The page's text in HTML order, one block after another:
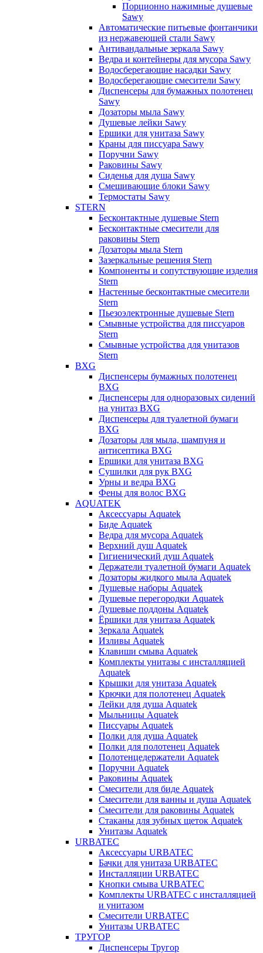
Порционно нажимные душевые
Sawy
Автоматические питьевые фонтанчики
из нержавеющей стали Sawy
Антивандальные зеркала Sawy
Ведра и контейнеры для мусора Sawy
Водосберегающие насадки Sawy
Водосберегающие смесители Sawy
Диспенсеры для бумажных полотенец
Sawy
Дозаторы мыла Sawy
Душевые лейки Sawy
Ершики для унитаза Sawy
Краны для писсуара Sawy
Поручни Sawy
Раковины Sawy
Сиденья для душа Sawy
Смешивающие блоки Sawy
Термостаты Sawy
STERN
Бесконтактные душевые Stern
Бесконтактные смесители для
раковины Stern
Дозаторы мыла Stern
Зазеркальные решения Stern
Компоненты и сопутствующие изделия
Stern
Настенные бесконтактные смесители
Stern
Пьезоэлектронные душевые Stern
Смывные устройства для писсуаров
Stern
Смывные устройства для унитазов
Stern
BXG
Диспенсеры бумажных полотенец
BXG
Диспенсеры для одноразовых сидений
на унитаз BXG
Диспенсеры для туалетной бумаги
BXG
Дозаторы для мыла, шампуня и
антисептика BXG
Ершики для унитаза BXG
Сушилки для рук BXG
Урны и ведра BXG
Фены для волос BXG
AQUATEK
Аксессуары Aquatek
Биде Aquatek
Ведра для мусора Aquatek
Верхний душ Aquatek
Гигиенический душ Aquatek
Держатели туалетной бумаги Aquatek
Дозаторы жидкого мыла Aquatek
Душевые наборы Aquatek
Душевые перегородки Aquatek
Душевые поддоны Aquatek
Ёршики для унитаза Aquatek
Зеркала Aquatek
Изливы Aquatek
Клавиши смыва Aquatek
Комплекты унитазы с инсталляцией
Aquatek
Крышки для унитаза Aquatek
Крючки для полотенец Aquatek
Лейки для душа Aquatek
Мыльницы Aquatek
Писсуары Aquatek
Полки для душа Aquatek
Полки для полотенец Aquatek
Полотенцедержатели Aquatek
Поручни Aquatek
Раковины Aquatek
Смесители для биде Aquatek
Смесители для ванны и душа Aquatek
Смесители для раковины Aquatek
Стаканы для зубных щеток Aquatek
Унитазы Aquatek
URBATEC
Аксессуары URBATEC
Бачки для унитаза URBATEC
Инсталляции URBATEC
Кнопки смыва URBATEC
Комплекты URBATEC с инсталляцией
и унитазом
Смесители URBATEC
Унитазы URBATEC
ТРУГОР
Диспенсеры Тругор